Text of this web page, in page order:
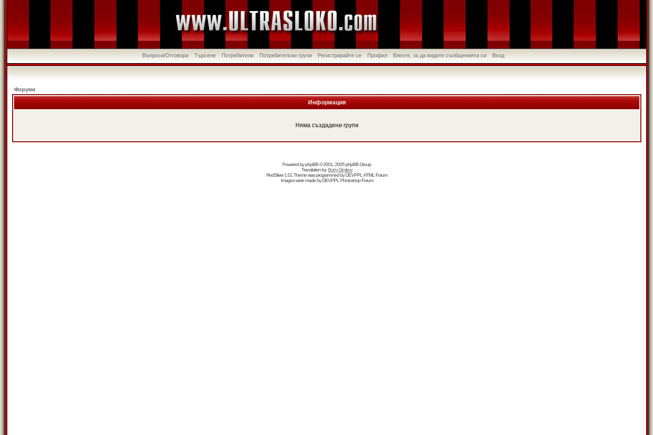
Въпроси/Отговори Търсене Потребители Потребителски групи Регистрирайте се Профил Влезте, за да видите съобщенията си Вход
Форуми
Информация
Няма създадени групи
Powered byphpBB© 2001, 2005 phpBB Group
Translation by:Boby Dimitrov
RedSilver 1.01 Theme was programmed byDEVPPL HTML Forum
Images were made byDEVPPL Photoshop Forum